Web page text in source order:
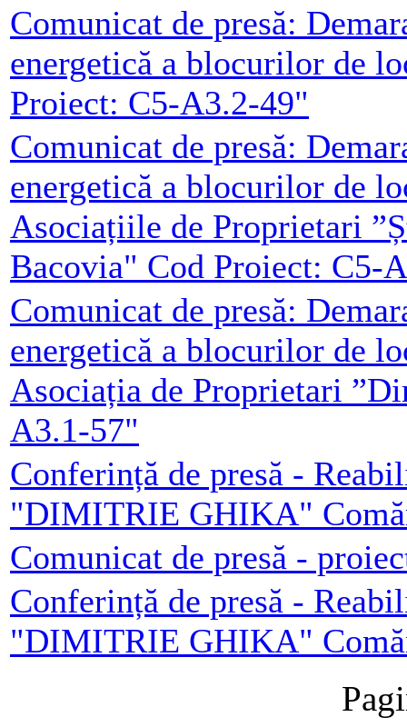
Comunicat de presă:
energetică a blocurilor de
Proiect: C5-A3.2-49"
Comunicat de presă:
energetică a blocurilor de
Asociațiile de Proprietari
Bacovia" Cod Proiect: C5-
Comunicat de presă:
energetică a blocurilor de
Asociația de Proprietari
A3.1-57"
Conferință de presă -
"DIMITRIE GHIKA"
Comunicat de presă -
Conferință de presă -
"DIMITRIE GHIKA"